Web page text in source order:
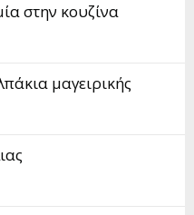
στην κουζίνα
μαγειρικής